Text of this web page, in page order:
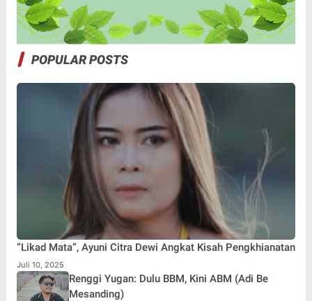
POPULAR POSTS
“Likad Mata”, Ayuni Citra Dewi Angkat Kisah Pengkhianatan
Juli 10, 2025
Renggi Yugan: Dulu BBM, Kini ABM (Adi Be
Mesanding)